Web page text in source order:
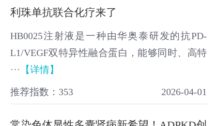
利珠单抗联合化疗来了
HB0025注射液是一种由华奥泰研发的抗PD-
L1/VEGF双特异性融合蛋白，能够同时、高特
··· 【详情】
推荐指数：353 2026-04-01